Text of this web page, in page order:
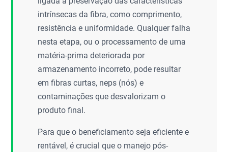
intrínsecas da fibra, como comprimento,
resistência e uniformidade. Qualquer falha
nesta etapa, ou o processamento de uma
matéria-prima deteriorada por
armazenamento incorreto, pode resultar
em fibras curtas, neps (nós) e
contaminações que desvalorizam o
produto final.
Para que o beneficiamento seja eficiente e
rentável, é crucial que o manejo pós-